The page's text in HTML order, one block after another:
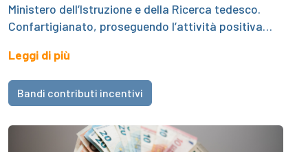
Ministero dell’Istruzione e della Ricerca tedesco.
Confartigianato, proseguendo l’attività positiva…
Leggi di più
Bandi contributi incentivi